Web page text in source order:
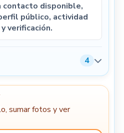
contacto disponible,
público, actividad
verificación.
4
sumar fotos y ver